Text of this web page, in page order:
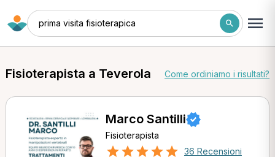
prima visita fisioterapica
Fisioterapista a Teverola Come ordiniamo i risultati?
Marco Santilli
Fisioterapista
36 Recensioni